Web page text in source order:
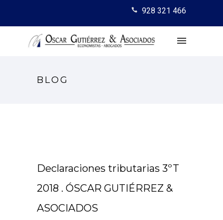
928 321 466
BLOG
Declaraciones tributarias 3ºT
2018 . ÓSCAR GUTIÉRREZ &
ASOCIADOS